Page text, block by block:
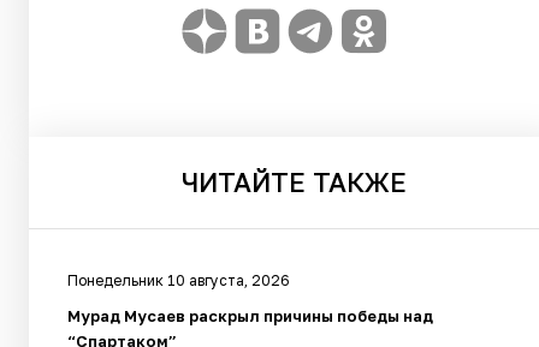
ЧИТАЙТЕ ТАКЖЕ
Понедельник 10 августа, 2026
Мурад Мусаев раскрыл причины победы над
“Спартаком”